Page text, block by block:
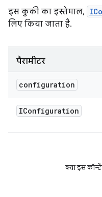
इस कुकी का इस्तेमाल,
लिए किया जाता है.
पैरामीटर
configuration
IConfiguration
क्या इस